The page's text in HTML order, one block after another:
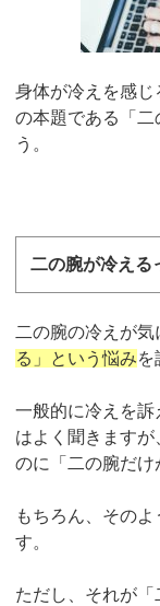
身体が冷えを感じ
の本題である「二
う。
二の腕が冷える
二の腕の冷えが気
る」という悩みを
一般的に冷えを訴
はよく聞きます
のに「二の腕だけ
もちろん、その
す。
ただし、それが